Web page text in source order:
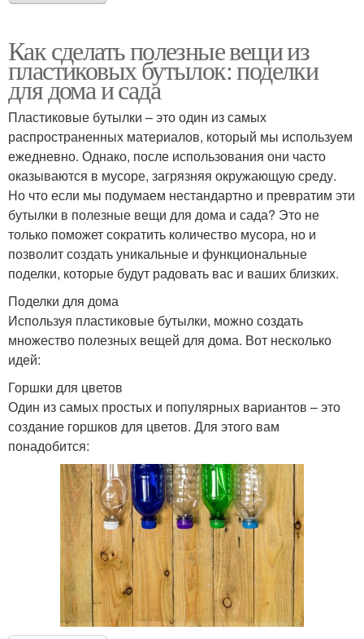
Как сделать полезные вещи из
пластиковых бутылок: поделки
для дома и сада
Пластиковые бутылки – это один из самых
распространенных материалов, который мы используем
ежедневно. Однако, после использования они часто
оказываются в мусоре, загрязняя окружающую среду.
Но что если мы подумаем нестандартно и превратим эти
бутылки в полезные вещи для дома и сада? Это не
только поможет сократить количество мусора, но и
позволит создать уникальные и функциональные
поделки, которые будут радовать вас и ваших близких.
Поделки для дома
Используя пластиковые бутылки, можно создать
множество полезных вещей для дома. Вот несколько
идей:
Горшки для цветов
Один из самых простых и популярных вариантов – это
создание горшков для цветов. Для этого вам
понадобится: